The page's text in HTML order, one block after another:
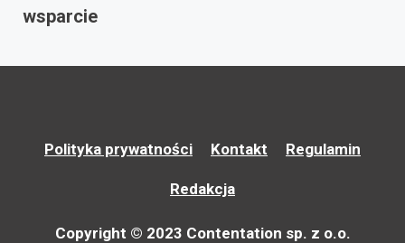
wsparcie
Polityka prywatności Kontakt Regulamin
Redakcja
Copyright © 2023 Contentation sp. z o.o.